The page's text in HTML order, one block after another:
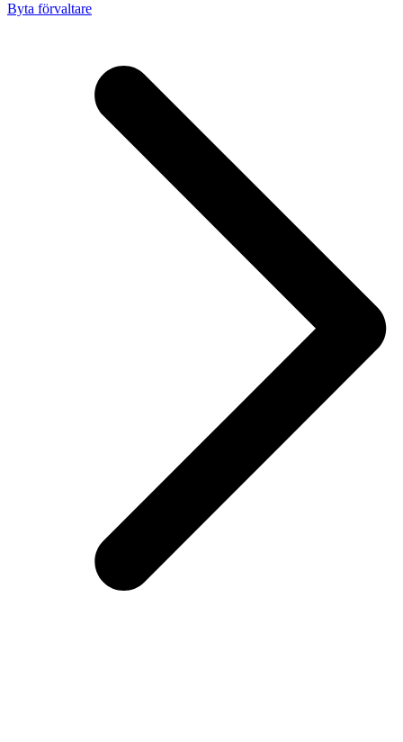
Byta förvaltare